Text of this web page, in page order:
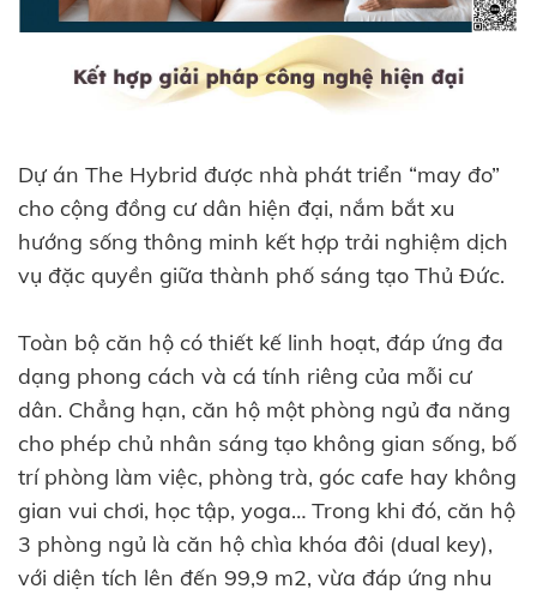
Dự án The Hybrid được nhà phát triển “may đo”
cho cộng đồng cư dân hiện đại, nắm bắt xu
hướng sống thông minh kết hợp trải nghiệm dịch
vụ đặc quyền giữa thành phố sáng tạo Thủ Đức.
Toàn bộ căn hộ có thiết kế linh hoạt, đáp ứng đa
dạng phong cách và cá tính riêng của mỗi cư
dân. Chẳng hạn, căn hộ một phòng ngủ đa năng
cho phép chủ nhân sáng tạo không gian sống, bố
trí phòng làm việc, phòng trà, góc cafe hay không
gian vui chơi, học tập, yoga… Trong khi đó, căn hộ
3 phòng ngủ là căn hộ chìa khóa đôi (dual key),
với diện tích lên đến 99,9 m2, vừa đáp ứng nhu